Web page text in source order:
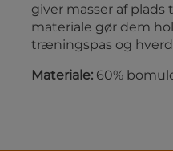
giver masser af
materiale gør dem
træningspas og
Materiale:60%